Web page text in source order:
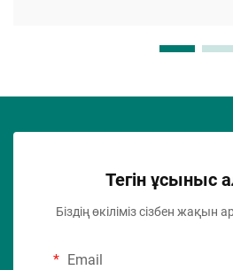
Тегін ұсыныс
Біздің өкіліміз сізбен жақын
Email